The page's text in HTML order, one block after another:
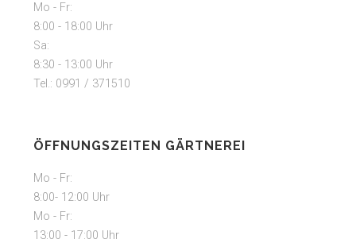
Mo - Fr:
8:00 - 18:00 Uhr
Sa:
8:30 - 13:00 Uhr
Tel.: 0991 / 371510
ÖFFNUNGSZEITEN GÄRTNEREI
Mo - Fr:
8:00- 12:00 Uhr
Mo - Fr:
13:00 - 17:00 Uhr